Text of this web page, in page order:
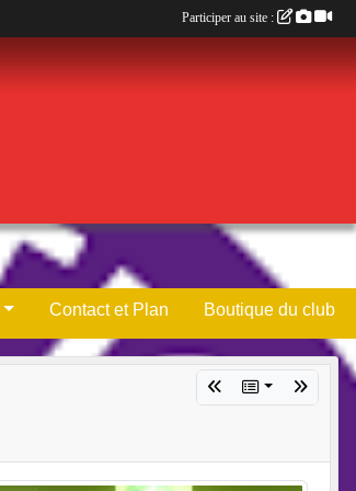
Contact et Plan Boutique du club
Participer au site :